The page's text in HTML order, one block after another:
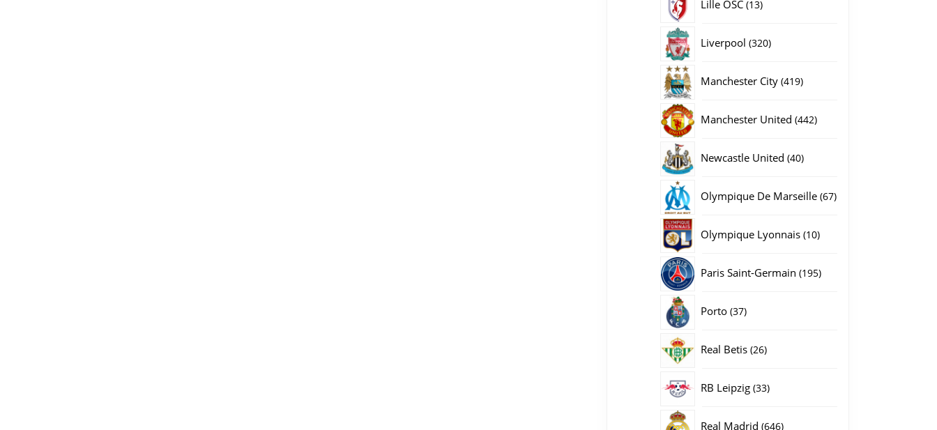
Lille OSC 1313
Liverpool 320320
Manchester City 419419
Manchester United 442442
Newcastle United 4040
Olympique De Marseille 6767
Olympique Lyonnais 1010
Paris Saint-Germain 195195
Porto 3737
Real Betis 2626
RB Leipzig 3333
Real Madrid 646646